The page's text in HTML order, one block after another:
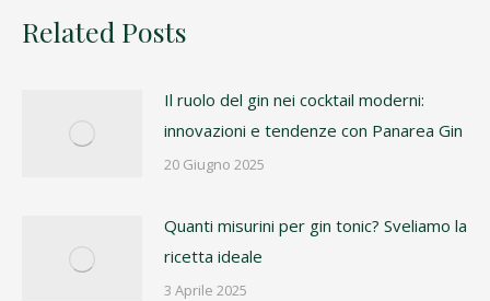
Related Posts
Il ruolo del gin nei cocktail moderni:
innovazioni e tendenze con Panarea Gin
20 Giugno 2025
Quanti misurini per gin tonic? Sveliamo la
ricetta ideale
3 Aprile 2025